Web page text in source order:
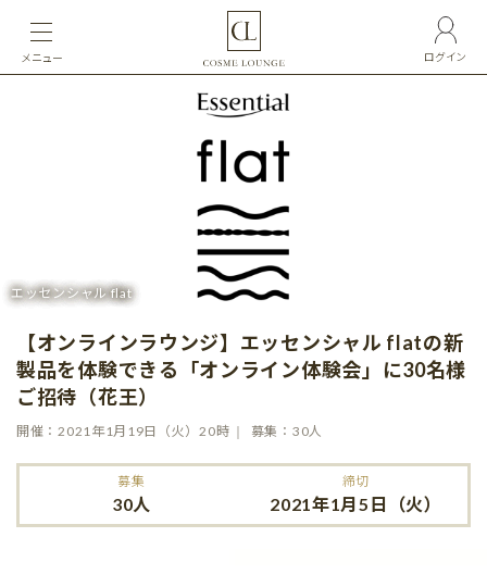
ログイン
メニュー
エッセンシャル flat
【オンラインラウンジ】エッセンシャル flatの新
製品を体験できる「オンライン体験会」に30名様
ご招待（花王）
開催：2021年1月19日（火）20時 募集：30人
募集
30人
締切
2021年1月5日（火）